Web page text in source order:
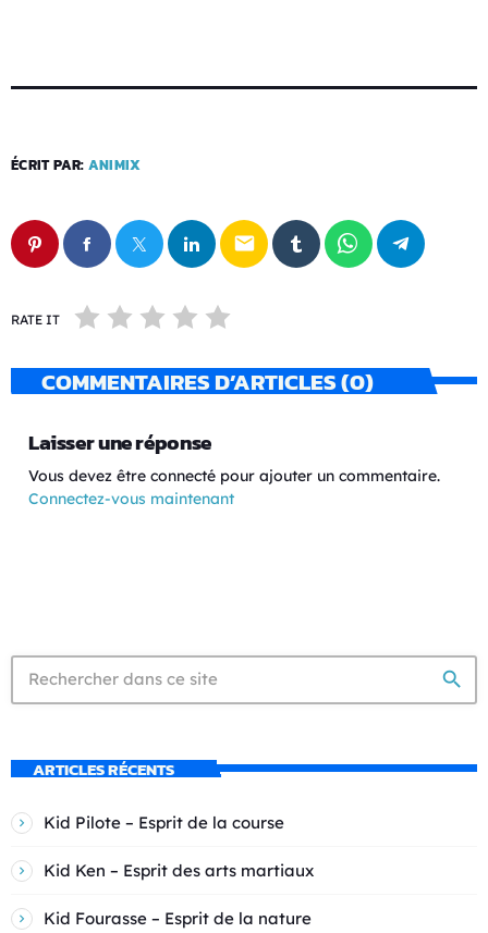
ÉCRIT PAR: ANIMIX
email
RATE IT
COMMENTAIRES D’ARTICLES (0)
Laisser une réponse
Vous devez être connecté pour ajouter un commentaire.
Connectez-vous maintenant
search
ARTICLES RÉCENTS
Kid Pilote – Esprit de la course
Kid Ken – Esprit des arts martiaux
Kid Fourasse – Esprit de la nature